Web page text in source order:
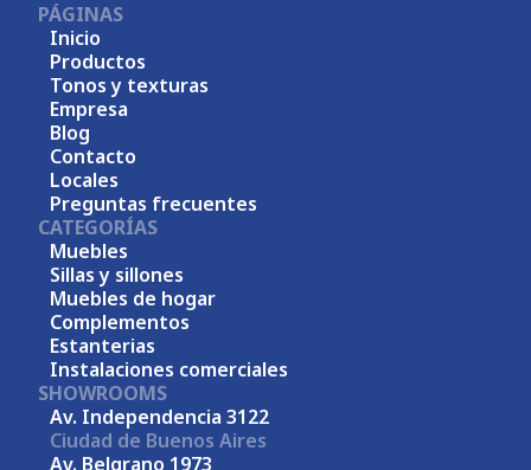
PÁGINAS
Inicio
Productos
Tonos y texturas
Empresa
Blog
Contacto
Locales
Preguntas frecuentes
CATEGORÍAS
Muebles
Sillas y sillones
Muebles de hogar
Complementos
Estanterias
Instalaciones comerciales
SHOWROOMS
Av. Independencia 3122
Ciudad de Buenos Aires
Av. Belgrano 1973